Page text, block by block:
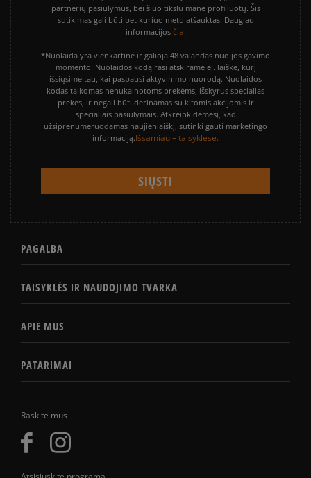
Raskite mus
partnerių pasiūlymus, bei šiuo tikslu mane profiliuotų. Šis
sutikimas gali būti bet kuriuo metu atšauktas. Daugiau
informacijos čia.
*Nuolaida yra vienkartinė ir galioja 48 valandas nuo jos gavimo
momento. Nuolaidos kodą rasi atskirame el. laiške, kurį
išsiųsime tau, kai paspausi aktyvinimo nuorodą. Nuolaidos
kodas taikomas nenukainotoms prekėms, išskyrus specialias
prekes, ir negali būti derinamas su kitomis akcijomis ir
specialiais pasiūlymais. Atkreipk dėmesį, kad
užsiprenumeruodamas naujienlaiškį, sutinki gauti marketingo
informaciją.Išsamiau – taisyklėse.
PAGALBA
TAISYKLĖS IR NAUDOJIMO TVARKA
APIE MUS
PATARIMAI